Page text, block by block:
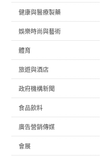
健康與醫療製藥
娛樂時尚與藝術
體育
旅遊與酒店
政府機構新聞
食品飲料
廣告營銷傳媒
會展